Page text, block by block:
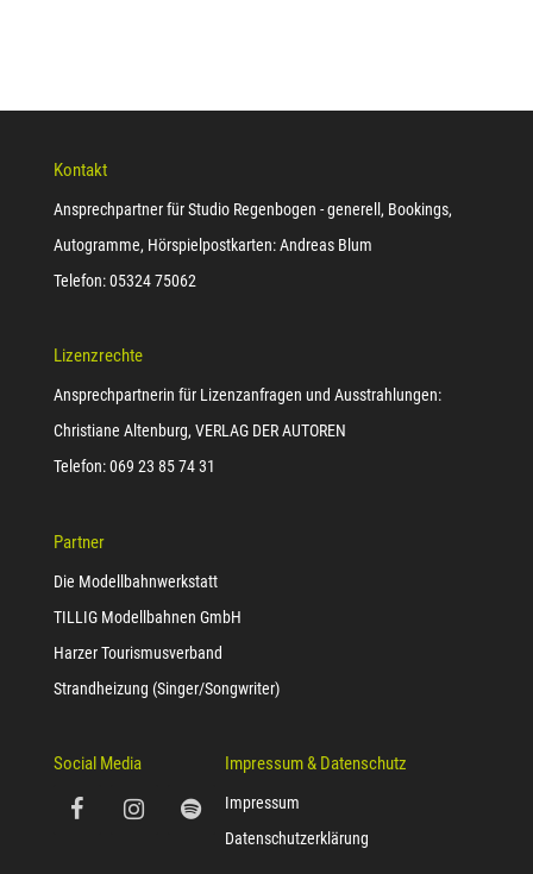
Kontakt
Ansprechpartner für Studio Regenbogen - generell, Bookings,
Autogramme, Hörspielpostkarten: Andreas Blum
Telefon: 05324 75062
Lizenzrechte
Ansprechpartnerin für Lizenzanfragen und Ausstrahlungen:
Christiane Altenburg, VERLAG DER AUTOREN
Telefon: 069 23 85 74 31
Partner
Die Modellbahnwerkstatt
TILLIG Modellbahnen GmbH
Harzer Tourismusverband
Strandheizung (Singer/Songwriter)
Social Media Impressum & Datenschutz
Impressum
Datenschutzerklärung